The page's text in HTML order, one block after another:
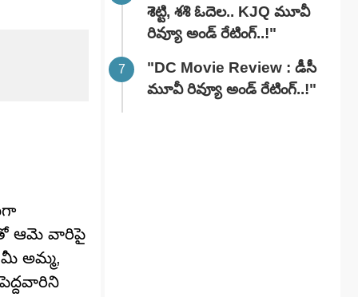
ఆమె వారిపై
మీ అమ్మ,
శెట్టి, శశి ఓదెల.. KJQ మూవీ
రివ్యూ అండ్ రేటింగ్‌..!"
"DC Movie Review : డీసీ
మూవీ రివ్యూ అండ్ రేటింగ్‌..!"